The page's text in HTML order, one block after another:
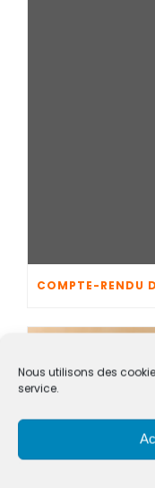
Nous utilisons des
service.